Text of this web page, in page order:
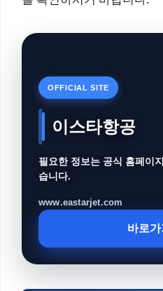
OFFICIAL SITE
이스타항공
필요한 정보는 공식 홈페이
습니다.
www.eastarjet.com
바로